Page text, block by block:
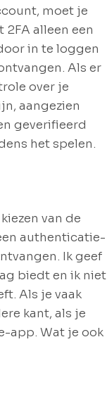
moet je
alleen een
in te loggen
Als er
over je
aangezien
geverifieerd
het spelen.
van de
authenticatie-
Ik geef
biedt en ik niet
Als je vaak
kant, als je
app. Wat je ook